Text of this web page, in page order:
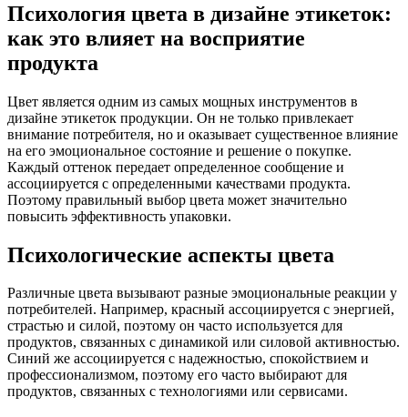
Психология цвета в дизайне этикеток:
как это влияет на восприятие
продукта
Цвет является одним из самых мощных инструментов в
дизайне этикеток продукции. Он не только привлекает
внимание потребителя, но и оказывает существенное влияние
на его эмоциональное состояние и решение о покупке.
Каждый оттенок передает определенное сообщение и
ассоциируется с определенными качествами продукта.
Поэтому правильный выбор цвета может значительно
повысить эффективность упаковки.
Психологические аспекты цвета
Различные цвета вызывают разные эмоциональные реакции у
потребителей. Например, красный ассоциируется с энергией,
страстью и силой, поэтому он часто используется для
продуктов, связанных с динамикой или силовой активностью.
Синий же ассоциируется с надежностью, спокойствием и
профессионализмом, поэтому его часто выбирают для
продуктов, связанных с технологиями или сервисами.